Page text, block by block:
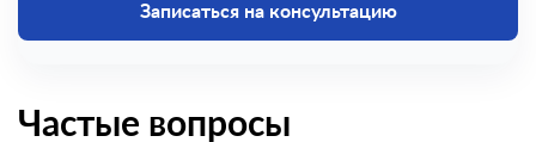
Записаться на консультацию
Частые вопросы